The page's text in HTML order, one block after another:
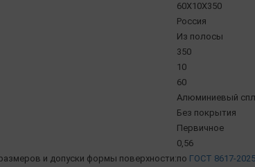
60X10X350
Россия
Из полосы
350
10
60
Алюминиевый
Без покрытия
Первичное
0,56
и допуски формы поверхности:по ГОСТ 8617-2025